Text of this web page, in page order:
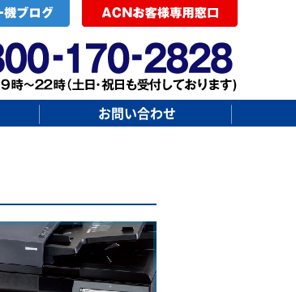
お問い合わせ